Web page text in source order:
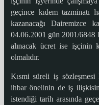
geçince kıdem tazminatı
kazanacağı Dairemizce
04.06.2001 gün 2001/6848
alınacak ücret ise işçinin
olmalıdır.
Kısmi süreli iş sözleşmesi
ihbar önelinin de iş
istendiği tarih arasında